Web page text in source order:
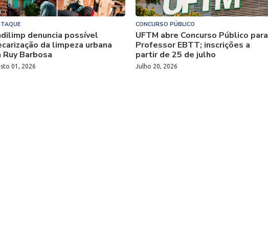
denuncia possível
da limpeza urbana
Ruy Barbosa
01, 2026
CONCURSO PÚBLICO
UFTM abre Concurso Público para
Professor EBTT; inscrições a
partir de 25 de julho
Julho 20, 2026